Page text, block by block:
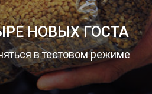
НОВЫХ ГОСТА
в тестовом режиме